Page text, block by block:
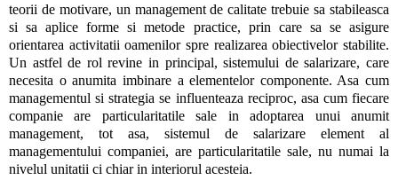
teorii de motivare, un management de calitate trebuie sa stabileasca
si sa aplice forme si metode practice, prin care sa se asigure
orientarea activitatii oamenilor spre realizarea obiectivelor stabilite.
Un astfel de rol revine in principal, sistemului de salarizare, care
necesita o anumita imbinare a elementelor componente. Asa cum
managementul si strategia se influenteaza reciproc, asa cum fiecare
companie are particularitatile sale in adoptarea unui anumit
management, tot asa, sistemul de salarizare element al
managementului companiei, are particularitatile sale, nu numai la
nivelul unitatii ci chiar in interiorul acesteia.